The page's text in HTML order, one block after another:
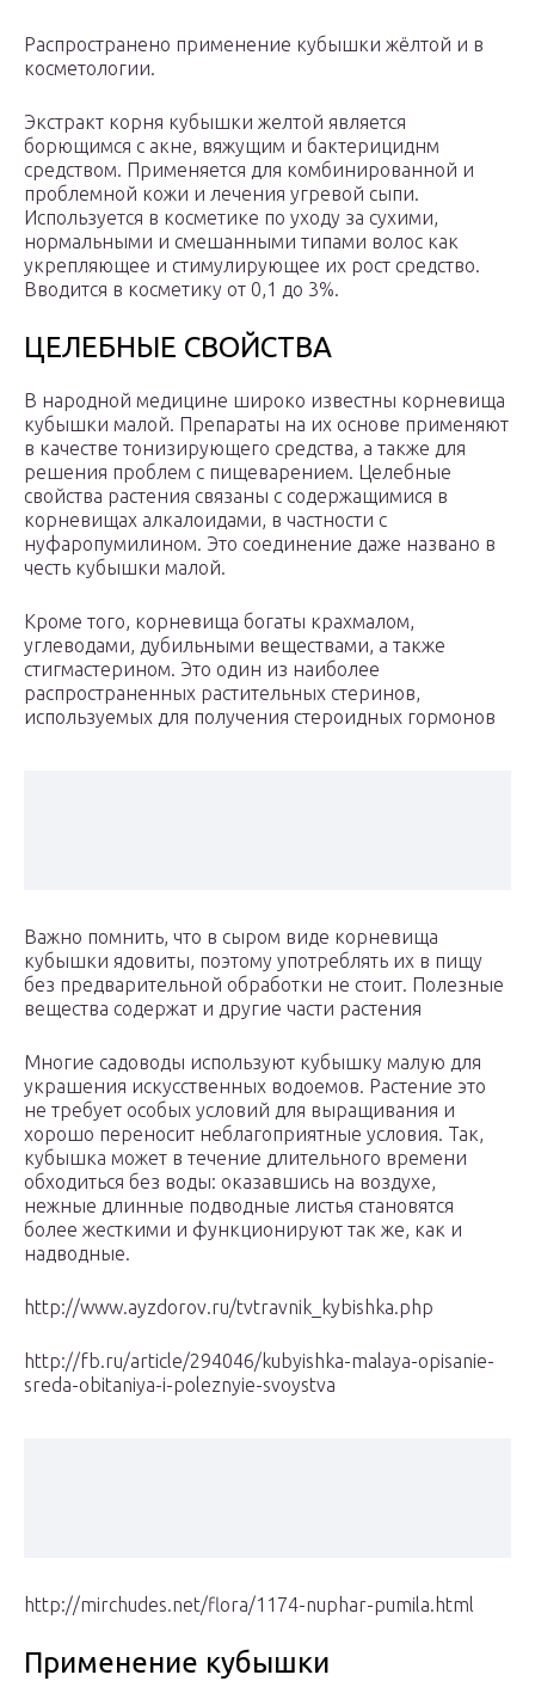
Распространено применение кубышки жёлтой и в
косметологии.
Экстракт корня кубышки желтой является
борющимся с акне, вяжущим и бактерициднм
средством. Применяется для комбинированной и
проблемной кожи и лечения угревой сыпи.
Используется в косметике по уходу за сухими,
нормальными и смешанными типами волос как
укрепляющее и стимулирующее их рост средство.
Вводится в косметику от 0,1 до 3%.
ЦЕЛЕБНЫЕ СВОЙСТВА
В народной медицине широко известны корневища
кубышки малой. Препараты на их основе применяют
в качестве тонизирующего средства, а также для
решения проблем с пищеварением. Целебные
свойства растения связаны с содержащимися в
корневищах алкалоидами, в частности с
нуфаропумилином. Это соединение даже названо в
честь кубышки малой.
Кроме того, корневища богаты крахмалом,
углеводами, дубильными веществами, а также
стигмастерином. Это один из наиболее
распространенных растительных стеринов,
используемых для получения стероидных гормонов
Важно помнить, что в сыром виде корневища
кубышки ядовиты, поэтому употреблять их в пищу
без предварительной обработки не стоит. Полезные
вещества содержат и другие части растения
Многие садоводы используют кубышку малую для
украшения искусственных водоемов. Растение это
не требует особых условий для выращивания и
хорошо переносит неблагоприятные условия. Так,
кубышка может в течение длительного времени
обходиться без воды: оказавшись на воздухе,
нежные длинные подводные листья становятся
более жесткими и функционируют так же, как и
надводные.
http://www.ayzdorov.ru/tvtravnik_kybishka.php
http://fb.ru/article/294046/kubyishka-malaya-opisanie-
sreda-obitaniya-i-poleznyie-svoystva
http://mirchudes.net/flora/1174-nuphar-pumila.html
Применение кубышки